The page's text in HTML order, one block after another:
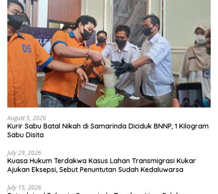
August 5, 2026
Kurir Sabu Batal Nikah di Samarinda Diciduk BNNP, 1 Kilogram
Sabu Disita
July 29, 2026
Kuasa Hukum Terdakwa Kasus Lahan Transmigrasi Kukar
Ajukan Eksepsi, Sebut Penuntutan Sudah Kedaluwarsa
July 15, 2026